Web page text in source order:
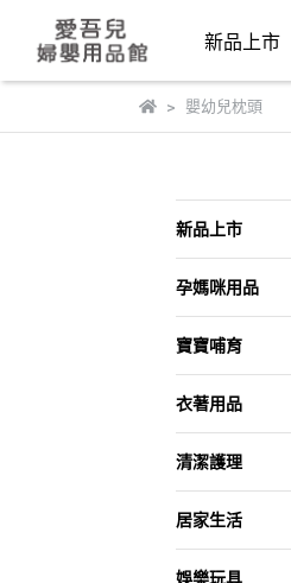
新品上市
嬰幼兒枕頭
新品上市
孕媽咪用品
寶寶哺育
衣著用品
清潔護理
居家生活
娛樂玩具